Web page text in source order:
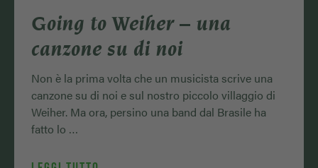
Going to Weiher – una
canzone su di noi
Non è la prima volta che un musicista scrive una
canzone su di noi e sul nostro piccolo villaggio di
Weiher. Ma ora, persino una band dal Brasile ha
fatto lo …